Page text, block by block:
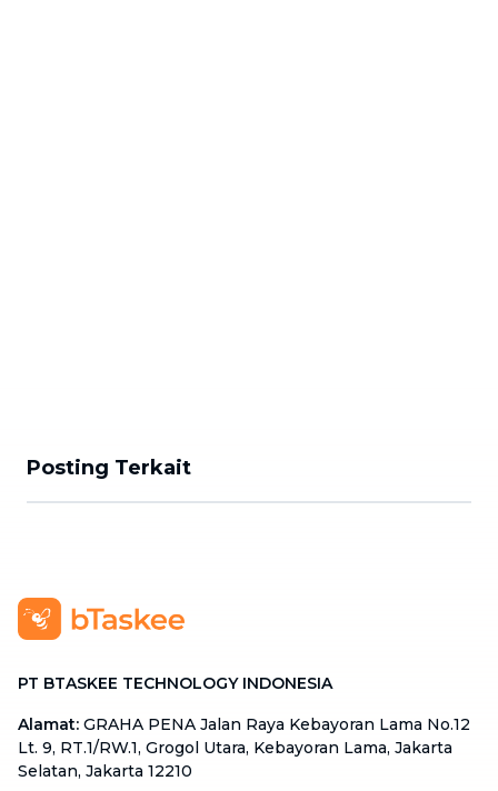
Posting Terkait
PT BTASKEE TECHNOLOGY INDONESIA
Alamat: GRAHA PENA Jalan Raya Kebayoran Lama No.12
Lt. 9, RT.1/RW.1, Grogol Utara, Kebayoran Lama, Jakarta
Selatan, Jakarta 12210